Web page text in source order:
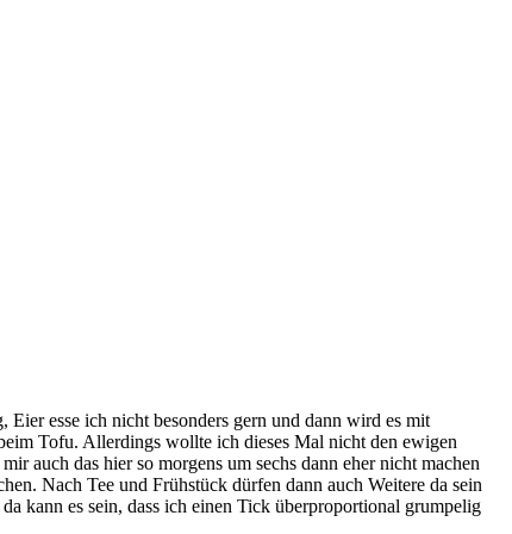
esse ich nicht besonders gern und dann wird es mit
Tofu. Allerdings wollte ich dieses Mal nicht den ewigen
auch das hier so morgens um sechs dann eher nicht machen
Nach Tee und Frühstück dürfen dann auch Weitere da sein
kann es sein, dass ich einen Tick überproportional grumpelig